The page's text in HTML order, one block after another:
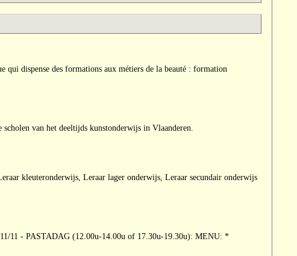
qui dispense des formations aux métiers de la beauté : formation
van het deeltijds kunstonderwijs in Vlaanderen.
kleuteronderwijs, Leraar lager onderwijs, Leraar secundair onderwijs
11 - PASTADAG (12.00u-14.00u of 17.30u-19.30u): MENU: *